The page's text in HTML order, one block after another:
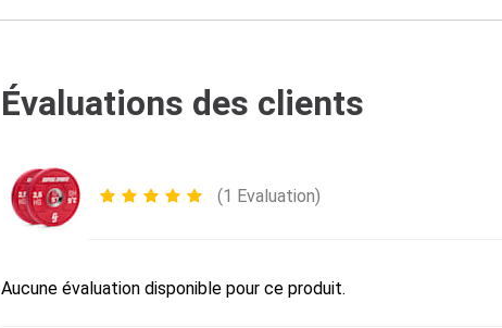
Évaluations des clients
(1 Evaluation)
Aucune évaluation disponible pour ce produit.